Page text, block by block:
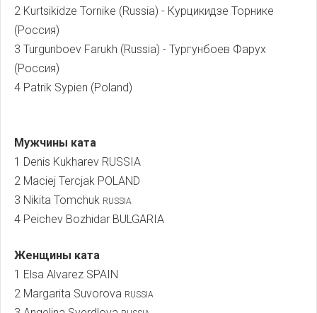
2 Kurtsikidze Tornike (Russia) - Курцикидзе Торнике
(Россия)
3 Turgunboev Farukh (Russia) - Тургунбоев Фарух
(Россия)
4 Patrik Sypien (Poland)
Мужчины ката
1 Denis Kukharev RUSSIA
2 Maciej Tercjak POLAND
3 Nikita Tomchuk RUSSIA
4 Peichev Bozhidar BULGARIA
Женщины ката
1 Elsa Alvarez SPAIN
2 Margarita Suvorova RUSSIA